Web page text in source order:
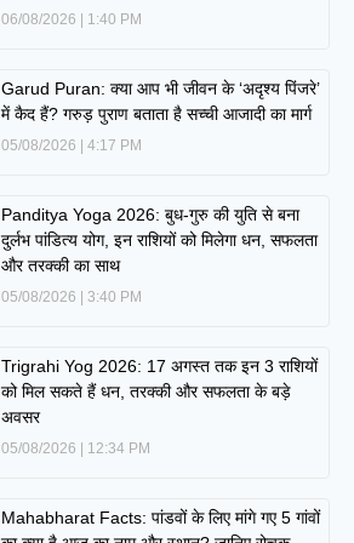
06/08/2026 1:40 PM
Garud Puran: क्या आप भी जीवन के ‘अदृश्य पिंजरे’
में कैद हैं? गरुड़ पुराण बताता है सच्ची आजादी का मार्ग
05/08/2026 4:17 PM
Panditya Yoga 2026: बुध-गुरु की युति से बना
दुर्लभ पांडित्य योग, इन राशियों को मिलेगा धन, सफलता
और तरक्की का साथ
05/08/2026 3:40 PM
Trigrahi Yog 2026: 17 अगस्त तक इन 3 राशियों
को मिल सकते हैं धन, तरक्की और सफलता के बड़े
अवसर
05/08/2026 12:34 PM
Mahabharat Facts: पांडवों के लिए मांगे गए 5 गांवों